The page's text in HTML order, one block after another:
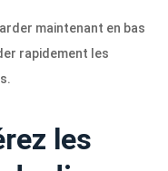
maintenant en bas
rapidement les
les